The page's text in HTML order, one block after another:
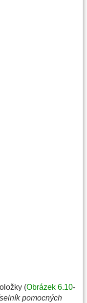
(Obrázek 6.10-
pomocných